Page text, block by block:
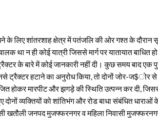
के लिए शांतरशाह क्षेत्र में पतंजलि की ओर गश्त के दौरान
न ही कोई यात्री जिससे मार्ग पर यातायात बाधित
के बारे में कोई जानकारी नहीं दी। कुछ समय बाद
ट्रैक्टर हटाने का अनुरोध किया, तो दोनों जोर-ज$ोर
होकर मारपीट और झगड़े की स्थिति उत्पन्न कर दी,
दोनों व्यक्तियों को शांतिभंग और रोड बाधा संबंधित
खतौली जनपद मुजफ्फरनगर व महिला निवासी